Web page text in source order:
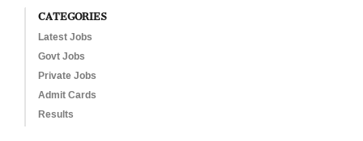
CATEGORIES
Latest Jobs
Govt Jobs
Private Jobs
Admit Cards
Results